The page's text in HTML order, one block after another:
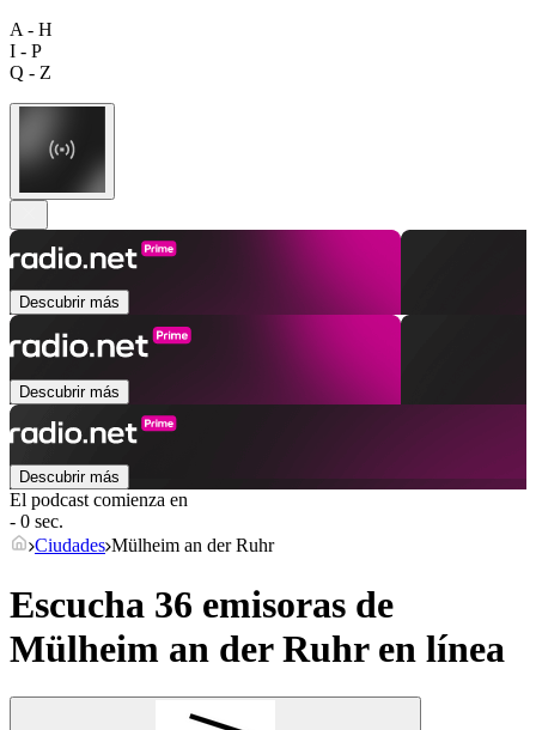
A - H
I - P
Q - Z
Descubrir más
Descubrir más
Descubrir más
El podcast comienza en
- 0 sec.
Ciudades Mülheim an der Ruhr
Escucha 36 emisoras de
Mülheim an der Ruhren línea